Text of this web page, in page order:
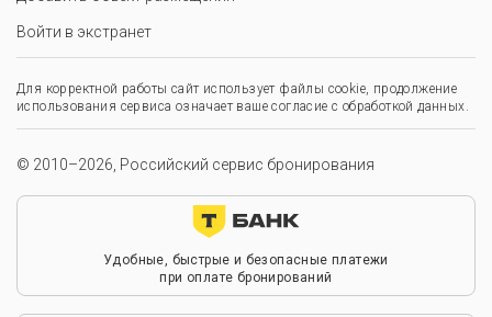
Войти в экстранет
Для корректной работы сайт использует файлы cookie, продолжение
использования сервиса означает ваше согласие с обработкой данных.
© 2010–2026, Российский сервис бронирования
Удобные, быстрые и безопасные платежи
при оплате бронирований